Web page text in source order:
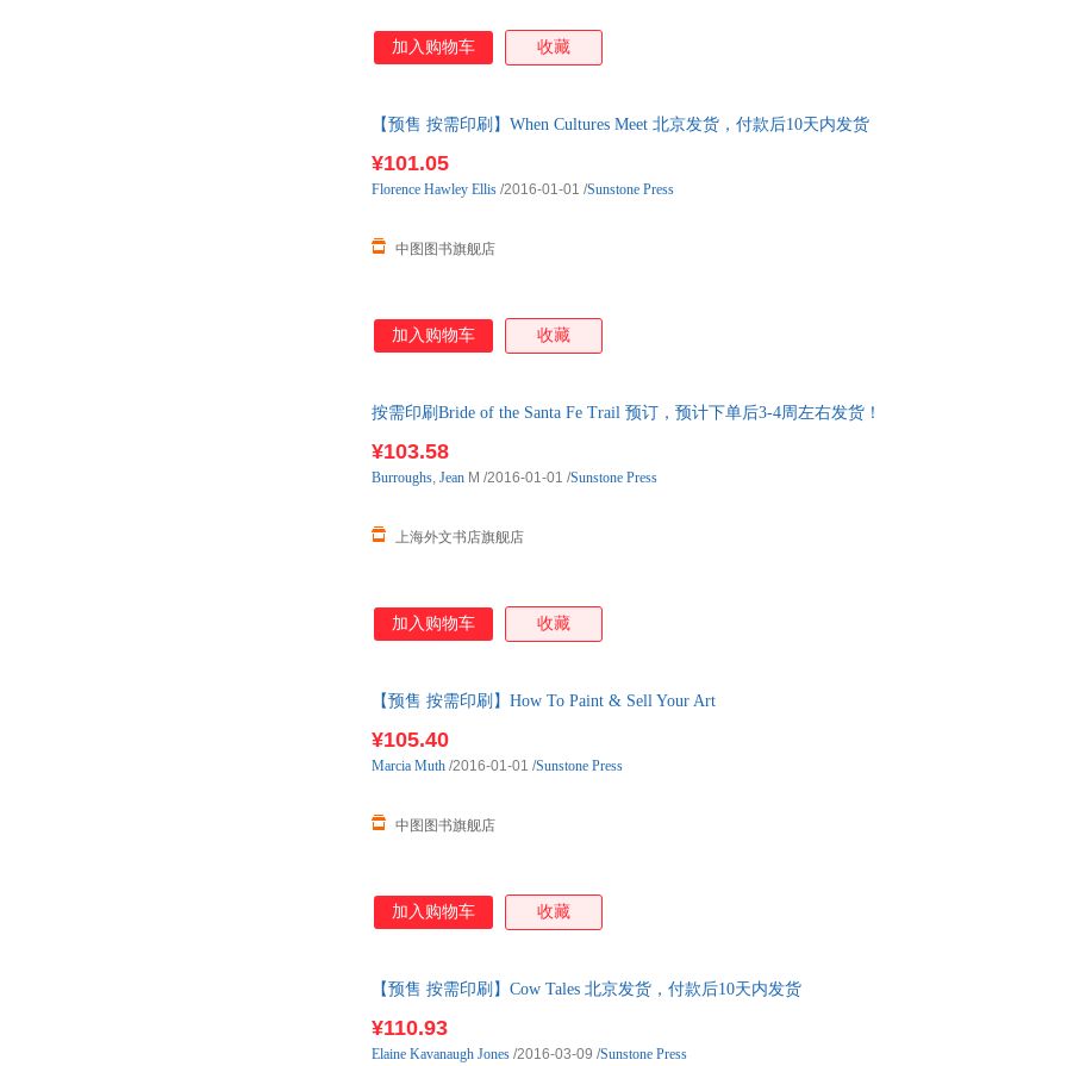
加入购物车 收藏
【预售 按需印刷】When Cultures Meet 北京发货，付款后10天内发货
¥101.05
中图图书旗舰店
Florence Hawley Ellis /2016-01-01 /Sunstone Press
加入购物车 收藏
按需印刷Bride of the Santa Fe Trail 预订，预计下单后3-4周左右发货！
¥103.58
上海外文书店旗舰店
Burroughs, Jean M /2016-01-01 /Sunstone Press
加入购物车 收藏
【预售 按需印刷】How To Paint & Sell Your Art
¥105.40
中图图书旗舰店
Marcia Muth /2016-01-01 /Sunstone Press
加入购物车 收藏
【预售 按需印刷】Cow Tales 北京发货，付款后10天内发货
¥110.93
Elaine Kavanaugh Jones /2016-03-09 /Sunstone Press